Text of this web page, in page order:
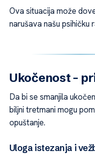
Ova situacija može
narušava našu psihičku
Ukočenost –
Da bi se smanjila
biljni tretmani mogu
opuštanje.
Uloga istezanja i